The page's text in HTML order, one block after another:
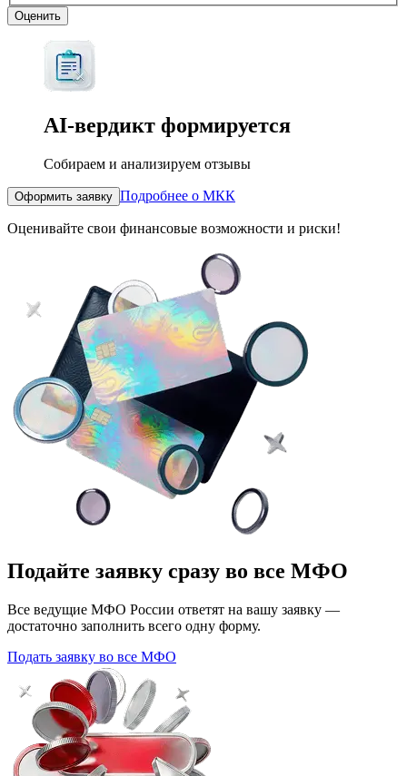
Оценить
AI-вердикт формируется
Собираем и анализируем отзывы
Оформить заявку Подробнее о МКК
Оценивайте свои финансовые возможности и риски!
Подайте заявку сразу во все МФО
Все ведущие МФО России ответят на вашу заявку —
достаточно заполнить всего одну форму.
Подать заявку во все МФО